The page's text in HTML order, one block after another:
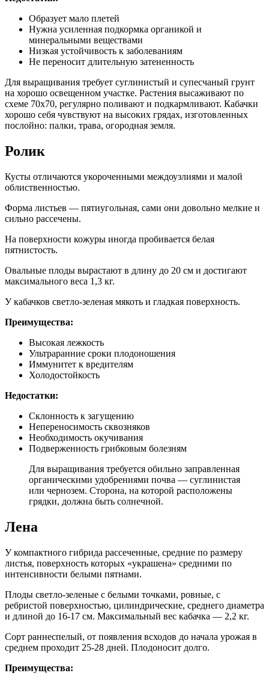
Образует мало плетей
Нужна усиленная подкормка органикой и
минеральными веществами
Низкая устойчивость к заболеваниям
Не переносит длительную затененность
Для выращивания требует суглинистый и супесчаный грунт
на хорошо освещенном участке. Растения высаживают по
схеме 70х70, регулярно поливают и подкармливают. Кабачки
хорошо себя чувствуют на высоких грядах, изготовленных
послойно: палки, трава, огородная земля.
Ролик
Кусты отличаются укороченными междоузлиями и малой
облиственностью.
Форма листьев — пятиугольная, сами они довольно мелкие и
сильно рассечены.
На поверхности кожуры иногда пробивается белая
пятнистость.
Овальные плоды вырастают в длину до 20 см и достигают
максимального веса 1,3 кг.
У кабачков светло-зеленая мякоть и гладкая поверхность.
Преимущества:
Высокая лежкость
Ультраранние сроки плодоношения
Иммунитет к вредителям
Холодостойкость
Недостатки:
Склонность к загущению
Непереносимость сквозняков
Необходимость окучивания
Подверженность грибковым болезням
Для выращивания требуется обильно заправленная
органическими удобрениями почва — суглинистая
или чернозем. Сторона, на которой расположены
грядки, должна быть солнечной.
Лена
У компактного гибрида рассеченные, средние по размеру
листья, поверхность которых «украшена» средними по
интенсивности белыми пятнами.
Плоды светло-зеленые с белыми точками, ровные, с
ребристой поверхностью, цилиндрические, среднего диаметра
и длиной до 16-17 см. Максимальный вес кабачка — 2,2 кг.
Сорт раннеспелый, от появления всходов до начала урожая в
среднем проходит 25-28 дней. Плодоносит долго.
Преимущества: